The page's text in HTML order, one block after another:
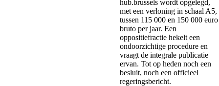
hub.brussels wordt opgelegd,
met een verloning in schaal A5,
tussen 115 000 en 150 000 euro
bruto per jaar. Een
oppositiefractie hekelt een
ondoorzichtige procedure en
vraagt de integrale publicatie
ervan. Tot op heden noch een
besluit, noch een officieel
regeringsbericht.